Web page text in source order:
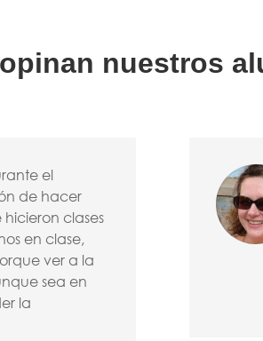
nuestros
el
de hacer
hicieron clases
en clase,
ver a la
sea en
la